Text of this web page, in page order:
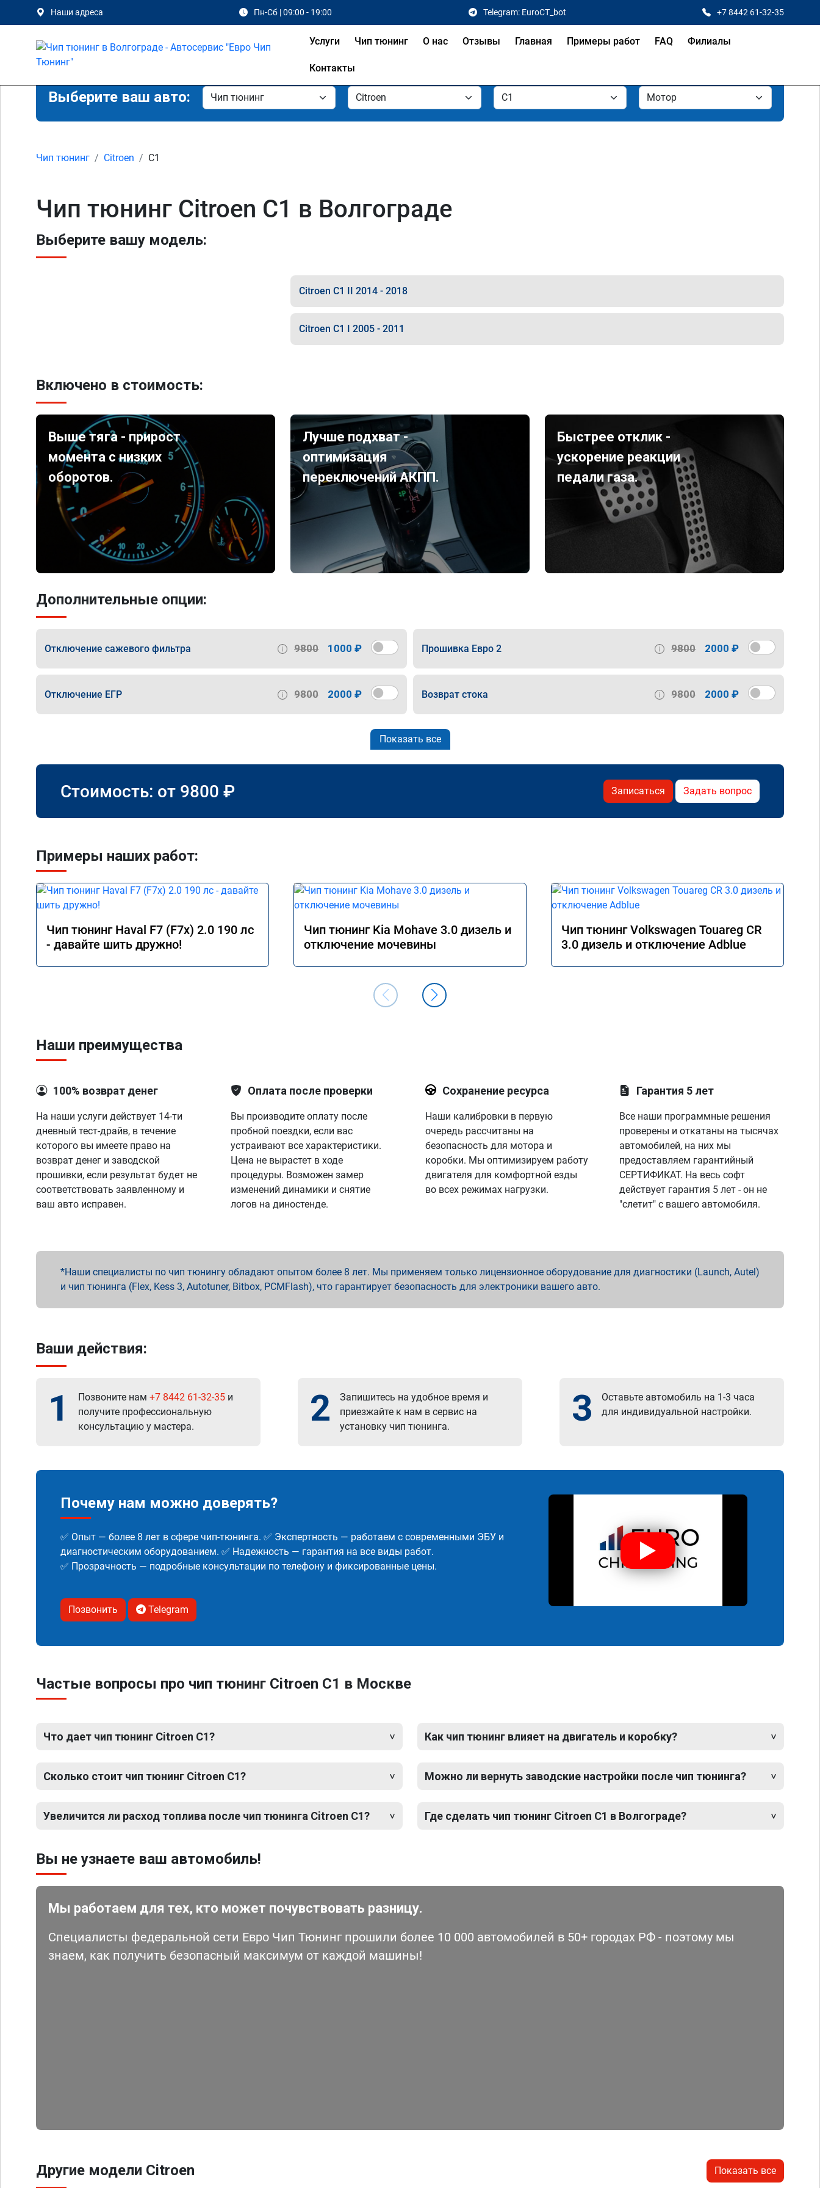
Наши адреса Пн-Сб | 09:00 - 19:00 Telegram: EuroCT_bot +7 8442 61-32-35
Услуги Чип тюнинг О нас Отзывы Главная Примеры работ FAQ Филиалы
Контакты
Выберите ваш авто:
Чип тюнинг Citroen C1
Чип тюнинг Citroen C1 в Волгограде
Выберите вашу модель:
Citroen C1 II 2014 - 2018
Citroen C1 I 2005 - 2011
Включено в стоимость:
Выше тяга - прирост
момента с низких
оборотов.
Лучше подхват -
оптимизация
переключений АКПП.
Быстрее отклик -
ускорение реакции
педали газа.
Дополнительные опции:
Отключение сажевого фильтра 9800 1000 ₽ Прошивка Евро 2 9800 2000 ₽
Отключение ЕГР 9800 2000 ₽ Возврат стока 9800 2000 ₽
Показать все
Стоимость: от 9800 ₽ Записаться Задать вопрос
Примеры наших работ:
Чип тюнинг Haval F7 (F7x) 2.0 190 лс
- давайте шить дружно!
Чип тюнинг Kia Mohave 3.0 дизель и
отключение мочевины
Чип тюнинг Volkswagen Touareg CR
3.0 дизель и отключение Adblue
Наши преимущества
100% возврат денег
На наши услуги действует 14-ти
дневный тест-драйв, в течение
которого вы имеете право на
возврат денег и заводской
прошивки, если результат будет не
соответствовать заявленному и
ваш авто исправен.
Оплата после проверки
Вы производите оплату после
пробной поездки, если вас
устраивают все характеристики.
Цена не вырастет в ходе
процедуры. Возможен замер
изменений динамики и снятие
логов на диностенде.
Сохранение ресурса
Наши калибровки в первую
очередь рассчитаны на
безопасность для мотора и
коробки. Мы оптимизируем работу
двигателя для комфортной езды
во всех режимах нагрузки.
Гарантия 5 лет
Все наши программные решения
проверены и откатаны на тысячах
автомобилей, на них мы
предоставляем гарантийный
СЕРТИФИКАТ. На весь софт
действует гарантия 5 лет - он не
"слетит" с вашего автомобиля.
Наши специалисты по чип тюнингу обладают опытом более 8 лет. Мы применяем только лицензионное оборудование для диагностики (Launch, Autel)
и чип тюнинга (Flex, Kess 3, Autotuner, Bitbox, PCMFlash), что гарантирует безопасность для электроники вашего авто.
Ваши действия:
1 Позвоните нам +7 8442 61-32-35 и
получите профессиональную
консультацию у мастера.
2
Запишитесь на удобное время и
приезжайте к нам в сервис на
установку чип тюнинга.
3
Оставьте автомобиль на 1-3 часа
для индивидуальной настройки.
Почему нам можно доверять?
✅ Опыт — более 8 лет в сфере чип-тюнинга. ✅ Экспертность — работаем с современными ЭБУ и
диагностическим оборудованием. ✅ Надежность — гарантия на все виды работ.
✅ Прозрачность — подробные консультации по телефону и фиксированные цены.
Позвонить Telegram
Частые вопросы про чип тюнинг Citroen C1 в Москве
Что дает чип тюнинг Citroen C1?
Сколько стоит чип тюнинг Citroen C1?
Увеличится ли расход топлива после чип тюнинга Citroen C1?
Как чип тюнинг влияет на двигатель и коробку?
Можно ли вернуть заводские настройки после чип тюнинга?
Где сделать чип тюнинг Citroen C1 в Волгограде?
Вы не узнаете ваш автомобиль!
Мы работаем для тех, кто может почувствовать разницу.
Специалисты федеральной сети Евро Чип Тюнинг прошили более 10 000 автомобилей в 50+ городах РФ - поэтому мы
знаем, как получить безопасный максимум от каждой машины!
Другие модели Citroen Показать все